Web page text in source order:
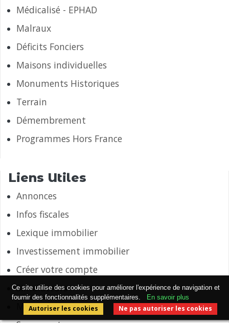
Médicalisé - EPHAD
Malraux
Déficits Fonciers
Maisons individuelles
Monuments Historiques
Terrain
Démembrement
Programmes Hors France
Liens Utiles
Annonces
Infos fiscales
Lexique immobilier
Investissement immobilier
Créer votre compte
Simulateurs
Mention légales
Ce site utilise des cookies pour améliorer l'expérience de navigation et
fournir des fonctionnalités supplémentaires.
En savoir plus
Ne pas autoriser les cookies
Autoriser les cookies